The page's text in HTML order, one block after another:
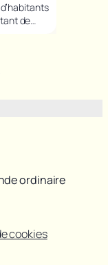
de…
ordinaire
cookies